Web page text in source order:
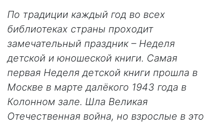
По традиции каждый год во всех
библиотеках страны проходит
замечательный праздник – Неделя
детской и юношеской книги. Самая
первая Неделя детской книги прошла в
Москве в марте далёкого 1943 года в
Колонном зале. Шла Великая
Отечественная война, но взрослые в это